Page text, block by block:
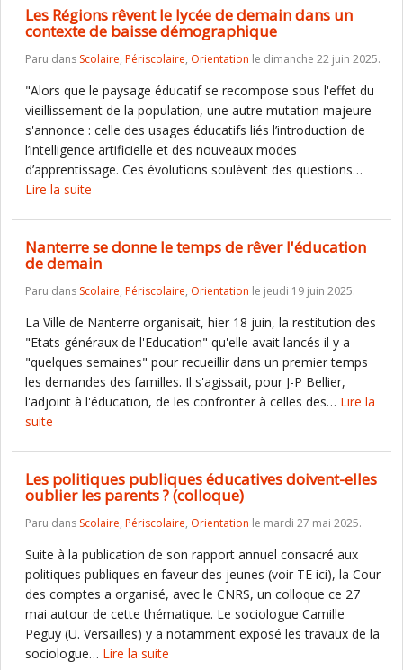
Les Régions rêvent le lycée de demain dans un
contexte de baisse démographique
Paru dans Scolaire, Périscolaire, Orientation le dimanche 22 juin 2025.
"Alors que le paysage éducatif se recompose sous l'effet du
vieillissement de la population, une autre mutation majeure
s'annonce : celle des usages éducatifs liés l’introduction de
l’intelligence artificielle et des nouveaux modes
d’apprentissage. Ces évolutions soulèvent des questions…
Lire la suite
Nanterre se donne le temps de rêver l'éducation
de demain
Paru dans Scolaire, Périscolaire, Orientation le jeudi 19 juin 2025.
La Ville de Nanterre organisait, hier 18 juin, la restitution des
"Etats généraux de l'Education" qu'elle avait lancés il y a
"quelques semaines" pour recueillir dans un premier temps
les demandes des familles. Il s'agissait, pour J-P Bellier,
l'adjoint à l'éducation, de les confronter à celles des… Lire la
suite
Les politiques publiques éducatives doivent-elles
oublier les parents ? (colloque)
Paru dans Scolaire, Périscolaire, Orientation le mardi 27 mai 2025.
Suite à la publication de son rapport annuel consacré aux
politiques publiques en faveur des jeunes (voir TE ici), la Cour
des comptes a organisé, avec le CNRS, un colloque ce 27
mai autour de cette thématique. Le sociologue Camille
Peguy (U. Versailles) y a notamment exposé les travaux de la
sociologue… Lire la suite